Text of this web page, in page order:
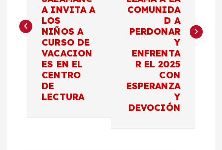
e
A INVITA A
LOS
NIÑOS A
CURSO DE
VACACION
ES EN EL
CENTRO
DE
LECTURA
COMUNIDA
D A
PERDONAR
Y
ENFRENTA
R EL 2025
CON
ESPERANZA
Y
DEVOCIÓN